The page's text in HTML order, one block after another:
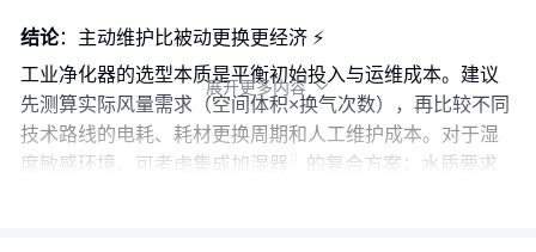
结论：主动维护比被动更换更经济 ⚡
工业净化器的选型本质是平衡初始投入与运维成本。建议
先测算实际风量需求（空间体积×换气次数），再比较不同
技术路线的电耗、耗材更换周期和人工维护成本。对于湿
度敏感环境，可考虑集成加湿器
的复合方案；水质要求
展开更多内容 